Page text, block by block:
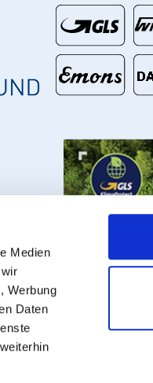
Medien
Werbung
Daten